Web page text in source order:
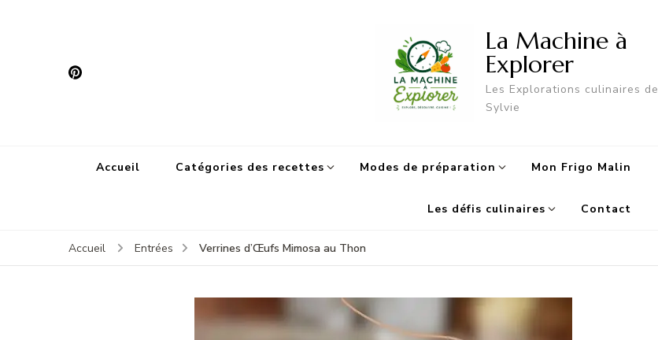
La Machine à
Explorer
Les Explorations culinaires de
Sylvie
Accueil Catégories des recettes Modes de préparation Mon Frigo Malin
Les défis culinaires Contact
Accueil Entrées Verrines d’Œufs Mimosa au Thon